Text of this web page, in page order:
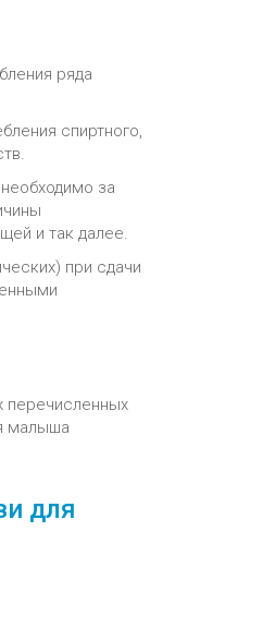
ряда
спиртного,
за
и так далее.
при сдачи
перечисленных
малыша
для